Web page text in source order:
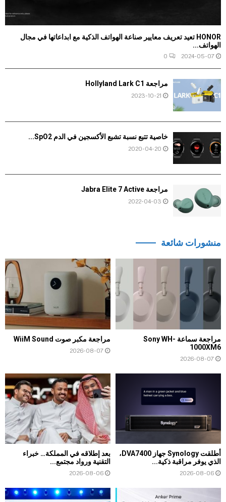
HONOR تعيد تعريف معايير صناعة الهواتف الذكية مع ابداعاتها في مجال
الهواتف...
2024-05-07
0
مراجعة Hollyland Lark C1
2023-10-21
خاصية تتبع نسبة تشبع الأكسجين في الدم SpO2...
2020-04-20
مراجعة Jabra Elite 7 Active
2022-04-03
منشورات شائعة
مراجعة سماعة Sony WH-
1000XM6
2026-08-07
مراجعة مكبر صوت WiiM Sound
2026-08-07
أطلقت Synology جهاز DVA7400،
الذي يوفر مراقبة ذكية...
2026-08-06
بعد إطلاقه في المملكة… خبراء
التقنية ورواد مجتمع...
2026-08-06